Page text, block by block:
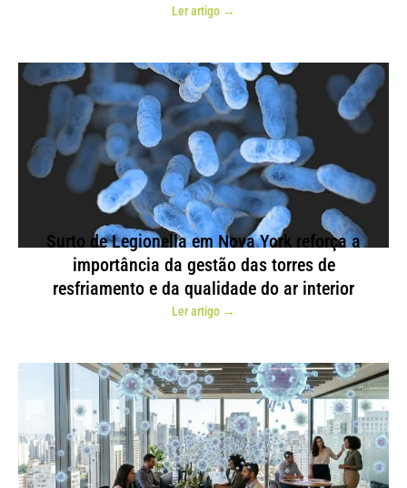
Ler artigo →
Surto de Legionella em Nova York reforça a
importância da gestão das torres de
resfriamento e da qualidade do ar interior
Ler artigo →